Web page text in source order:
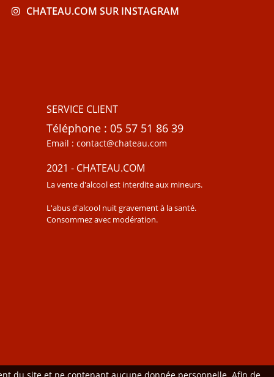
CHATEAU.COM SUR INSTAGRAM
SERVICE CLIENT
Téléphone : 05 57 51 86 39
Email : contact@chateau.com
2021 - CHATEAU.COM
La vente d'alcool est interdite aux mineurs.
L'abus d'alcool nuit gravement à la santé.
Consommez avec modération.